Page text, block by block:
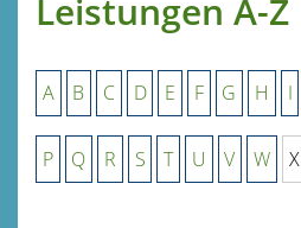
Leistungen A-Z
A B C D E F G H I
P Q R S T U V W X